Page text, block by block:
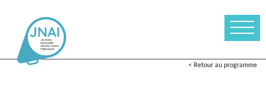
< Retour au programme